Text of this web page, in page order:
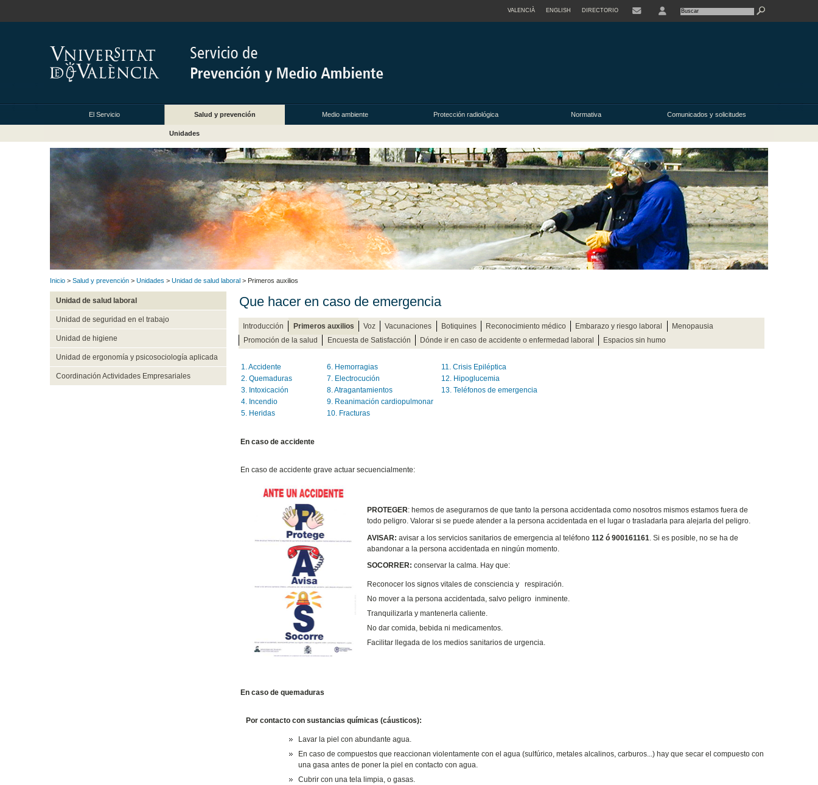
VALENCIÀ ENGLISH DIRECTORIO
El Servicio Salud y prevención Medio ambiente Protección radiológica Normativa Comunicados y solicitudes
Unidades
Inicio > Salud y prevención > Unidades > Unidad de salud laboral > Primeros auxilios
Unidad de salud laboral
Unidad de seguridad en el trabajo
Unidad de higiene
Unidad de ergonomía y psicosociología aplicada
Coordinación Actividades Empresariales
Que hacer en caso de emergencia
Introducción Primeros auxilios Voz Vacunaciones Botiquines Reconocimiento médico Embarazo y riesgo laboral
Menopausia
Promoción de la salud
Encuesta de Satisfacción Dónde ir en caso de accidente o enfermedad laboral Espacios sin humo
1. Accidente 6. Hemorragias
11. Crisis Epiléptica
2. Quemaduras
7. Electrocución
12. Hipoglucemia
3. Intoxicación
8. Atragantamientos
13. Teléfonos de emergencia
4. Incendio
9. Reanimación cardiopulmonar
5. Heridas
10. Fracturas
En caso de accidente
En caso de accidente grave actuar secuencialmente:
PROTEGER: hemos de asegurarnos de que tanto la persona accidentada como nosotros mismos estamos fuera de
todo peligro. Valorar si se puede atender a la persona accidentada en el lugar o trasladarla para alejarla del peligro.
AVISAR: avisar a los servicios sanitarios de emergencia al teléfono 112 ó 900161161 . Si es posible, no se ha de
abandonar a la persona accidentada en ningún momento.
SOCORRER: conservar la calma. Hay que:
Reconocer los signos vitales de consciencia y respiración.
No mover a la persona accidentada, salvo peligro inminente.
Tranquilizarla y mantenerla caliente.
No dar comida, bebida ni medicamentos.
Facilitar llegada de los medios sanitarios de urgencia.
En caso de quemaduras
Por contacto con sustancias químicas (cáusticos):
Lavar la piel con abundante agua.
En caso de compuestos que reaccionan violentamente con el agua (sulfúrico, metales alcalinos, carburos...) hay que secar el compuesto con
una gasa antes de poner la piel en contacto con agua.
Cubrir con una tela limpia, o gasas.